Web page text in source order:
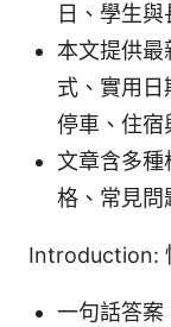
日、學生
本文提供最
式、實用
停車、住宿
文章含多種
格、常見問
Introduction:
一句話答